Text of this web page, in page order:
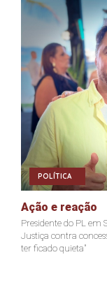
POLÍTICA
Ação e reação
Presidente do PL em
Justiça contra
ter ficado quieta"